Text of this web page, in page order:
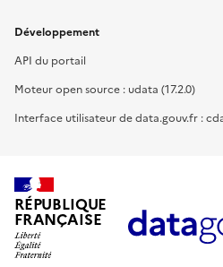
Développement
API du portail
Moteur open source : udata (17.2.0)
Interface utilisateur de data.gouv.fr :
RÉPUBLIQUE
FRANÇAISE